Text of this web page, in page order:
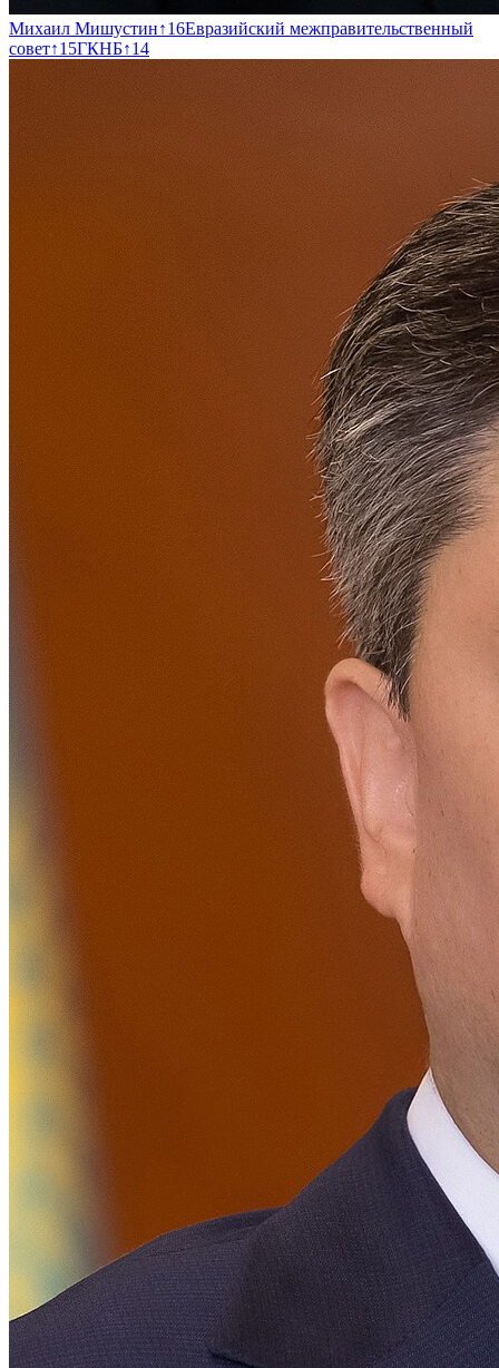
Михаил Мишустин↑16Евразийский межправительственный
совет↑15ГКНБ↑14